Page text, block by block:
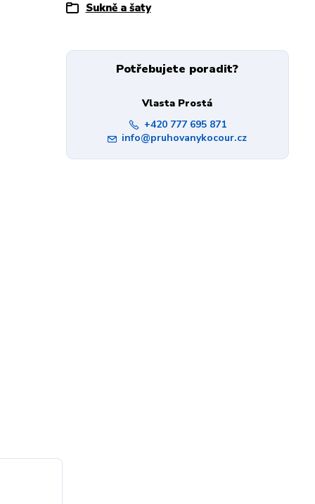
Sukně a šaty
Potřebujete poradit?
Vlasta Prostá
+420 777 695 871
info@pruhovanykocour.cz